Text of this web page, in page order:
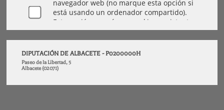
DIPUTACIÓN DE ALBACETE - P0200000H
Paseo de la Libertad, 5
Albacete (02071)